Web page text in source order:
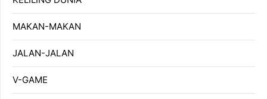
MAKAN-MAKAN
JALAN-JALAN
V-GAME